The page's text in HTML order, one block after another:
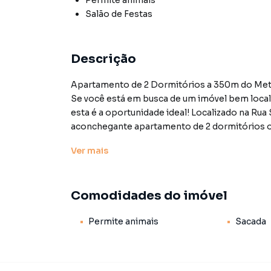
Salão de Festas
Descrição
Apartamento de 2 Dormitórios a 350m do
Se você está em busca de um imóvel bem
esta é a oportunidade ideal! Localizado na
aconchegante apartamento de 2
O apartamento conta com móveis
armários planejados que maximizam o
A cozinha é funcional e também equipada
Ver mais
Comodidades do imóvel
Permite animais Sacada